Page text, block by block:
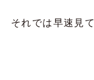
それでは早速見